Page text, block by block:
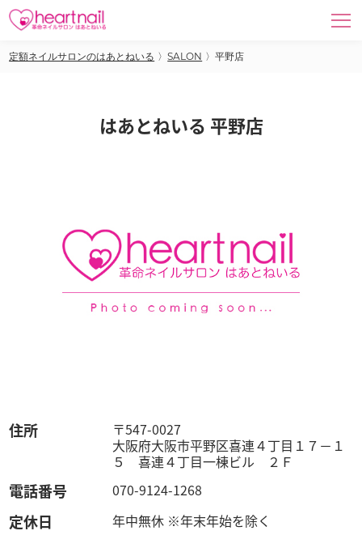
定額ネイルサロンのはあとねいる 〉SALON 〉平野店
はあとねいる 平野店
住所
〒547-0027
大阪府大阪市平野区喜連４丁目１７－１
５ 喜連４丁目一棟ビル ２Ｆ
電話番号 070-9124-1268
定休日 年中無休 ※年末年始を除く